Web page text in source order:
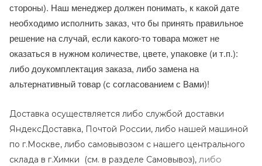
стороны). Наш менеджер должен понимать, к какой дате
необходимо исполнить заказ, что бы принять правильное
решение на случай, если какого-то товара может не
оказаться в нужном количестве, цвете, упаковке (и т.п.):
либо доукомплектация заказа, либо замена на
альтернативный товар (с согласованием с Вами)!
Доставка осуществляется либо службой доставки
ЯндексДоставка, Почтой России, либо нашей машиной
по г.Москве, либо самовывозом с нашего центрального
склада в г.Химки (см. в разделе Самовывоз), либо